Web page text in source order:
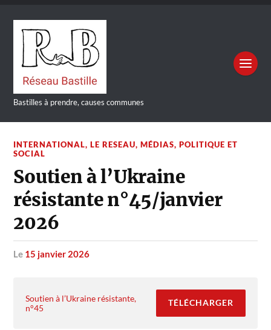
Bastilles à prendre, causes communes
INTERNATIONAL,LE RESEAU,MÉDIAS,POLITIQUE ET
SOCIAL
Soutien à l’Ukraine
résistante n°45/janvier
2026
le 15 janvier 2026
Soutien à l’Ukraine résistante,
n°45
TÉLÉCHARGER